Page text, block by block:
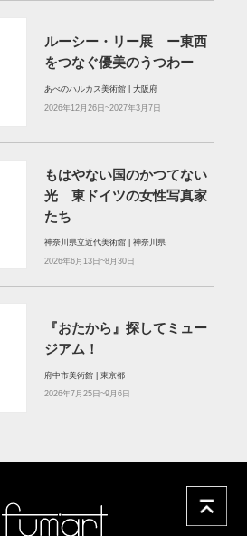
ルーシー・リー展 ー東西
をつなぐ優美のうつわー
あべのハルカス美術館 | 大阪府
2026年12月26日~2027年3月7日
もはやない国のかつてない
光 東ドイツの女性写真家
たち
神奈川県立近代美術館 | 神奈川県
2026年6月13日~8月30日
『おたから』探してミュー
ジアム！
府中市美術館 | 東京都
2026年7月25日~9月6日